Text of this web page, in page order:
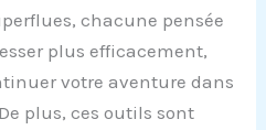
chacune pensée
plus efficacement,
votre aventure dans
plus, ces outils sont